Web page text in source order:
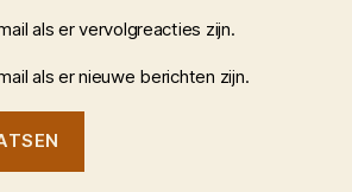
als er vervolgreacties zijn.
als er nieuwe berichten zijn.